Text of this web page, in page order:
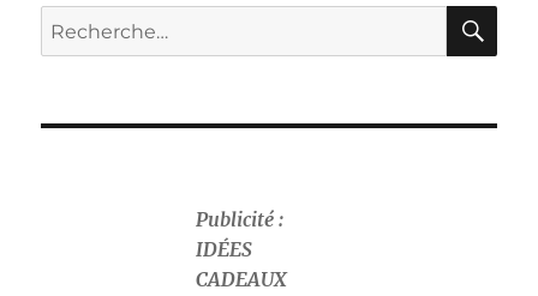
Recherche
pour :
Publicité :
IDÉES
CADEAUX